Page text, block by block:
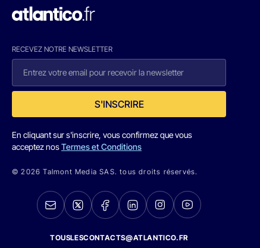
RECEVEZ NOTRE NEWSLETTER
S'INSCRIRE
En cliquant sur s'inscrire, vous confirmez que vous
acceptez nosTermes et Conditions
© 2026 Talmont Media SAS. tous droits réservés.
TOUSLESCONTACTS@ATLANTICO.FR